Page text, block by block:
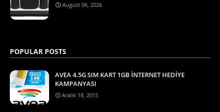
August 06, 2026
POPULAR POSTS
AVEA 4.5G SIM KART 1GB İNTERNET HEDİYE
KAMPANYASI
Aralık 18, 2015